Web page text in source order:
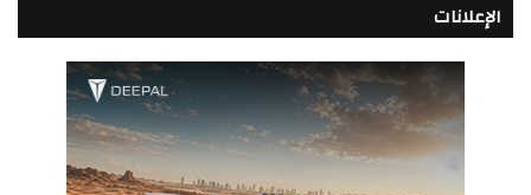
الإعلانات